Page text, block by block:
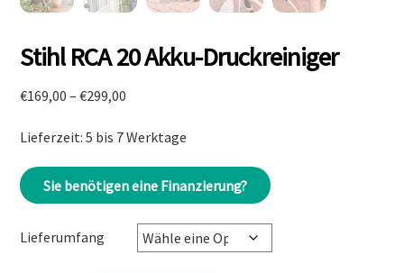
Stihl RCA 20 Akku-Druckreiniger
€169,00 –€299,00
bis
Lieferzeit: 5 bis 7 Werktage
Sie benötigen eine Finanzierung?
Lieferumfang